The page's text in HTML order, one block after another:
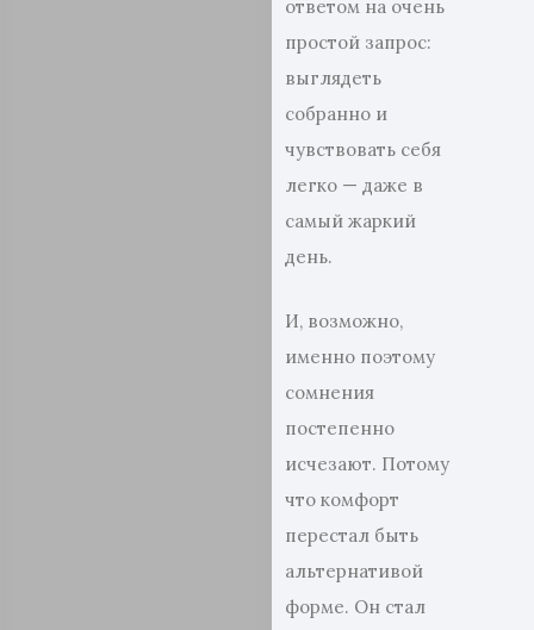
ответом на очень
простой запрос:
выглядеть
собранно и
чувствовать себя
легко — даже в
самый жаркий
день.
И, возможно,
именно поэтому
сомнения
постепенно
исчезают. Потому
что комфорт
перестал быть
альтернативой
форме. Он стал